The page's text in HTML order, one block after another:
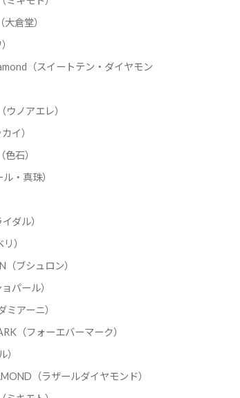
倉堂）
（スイートテン・ダイヤモン
ウノアエレ）
イ）
石）
・真珠）
ダル）
）
（ブシュロン）
パール）
アーニ）
（フォーエバーマーク）
）
（ラザールダイヤモンド）